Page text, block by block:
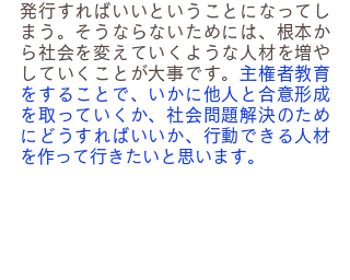
発行すればいいということになってし
まう。そうならないためには、根本か
ら社会を変えていくような人材を増や
していくことが大事です。 主権者教育
をすることで、いかに他人と合意形成
を取っていくか、社会問題解決のため
にどうすればいいか、行動できる人材
を作って行きたいと思います。